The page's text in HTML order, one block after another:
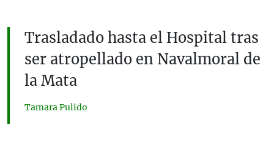
Trasladado hasta el Hospital tras
ser atropellado en Navalmoral de
la Mata
Tamara Pulido